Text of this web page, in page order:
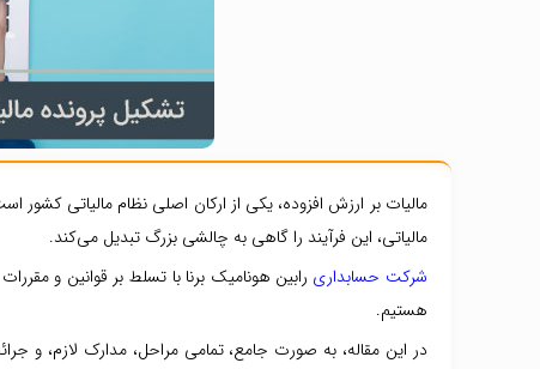
مالیات بر ارزش افزوده، یکی از ارکان اصلی نظام مالیاتی
مالیاتی، این فرآیند را گاهی به چالشی بزرگ تبدیل می‌کند.
شرکت حسابداری رابین هونامیک برنا با تسلط بر قوانین و
هستیم.
در این مقاله، به صورت جامع، تمامی مراحل، مدارک لازم، و